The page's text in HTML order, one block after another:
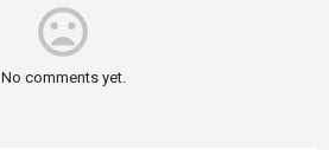
mood_bad
No comments yet.